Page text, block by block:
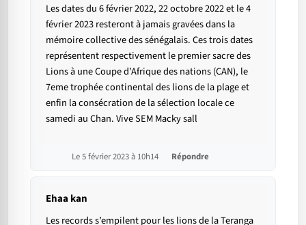
Les dates du 6 février 2022, 22 octobre 2022 et le 4
février 2023 resteront à jamais gravées dans la
mémoire collective des sénégalais. Ces trois dates
représentent respectivement le premier sacre des
Lions à une Coupe d’Afrique des nations (CAN), le
7eme trophée continental des lions de la plage et
enfin la consécration de la sélection locale ce
samedi au Chan. Vive SEM Macky sall
Le 5 février 2023 à 10h14 Répondre
Ehaa kan
Les records s’empilent pour les lions de la Teranga